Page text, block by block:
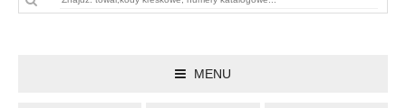
MENU